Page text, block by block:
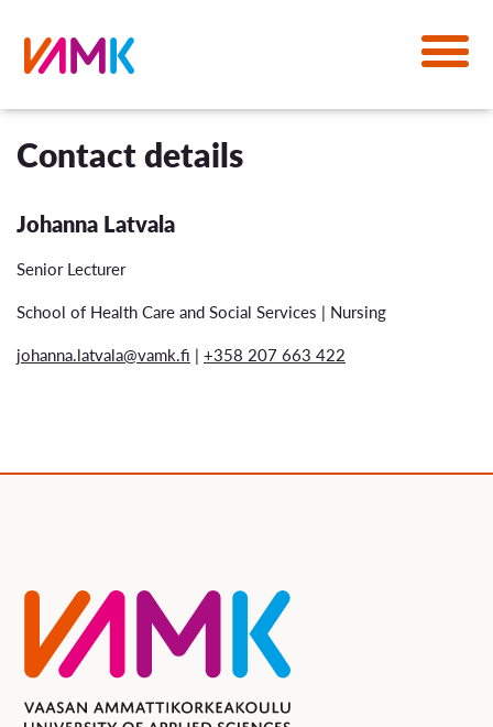
Contact details
Johanna Latvala
Senior Lecturer
School of Health Care and Social Services | Nursing
johanna.latvala@vamk.fi | +358 207 663 422